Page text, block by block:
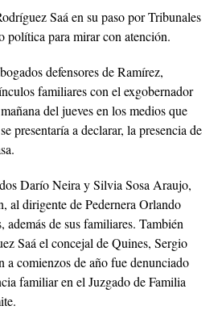
Saá en su paso por Tribunales
política para mirar con atención.
defensores de Ramírez,
familiares con el exgobernador
del jueves en los medios que
presentaría a declarar, la presencia de
Darío Neira y Silvia Sosa Araujo,
al dirigente de Pedernera Orlando
de sus familiares. También
Saá el concejal de Quines, Sergio
a comienzos de año fue denunciado
familiar en el Juzgado de Familia